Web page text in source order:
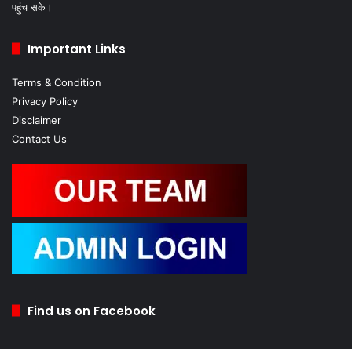
पहुंच सके।
Important Links
Terms & Condition
Privacy Policy
Disclaimer
Contact Us
Find us on Facebook